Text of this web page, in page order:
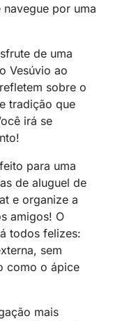
por uma
de uma
Vesúvio ao
sobre o
tradição que
irá se
para uma
de aluguel de
e organize a
amigos! O
todos felizes:
sem
como o ápice
mais